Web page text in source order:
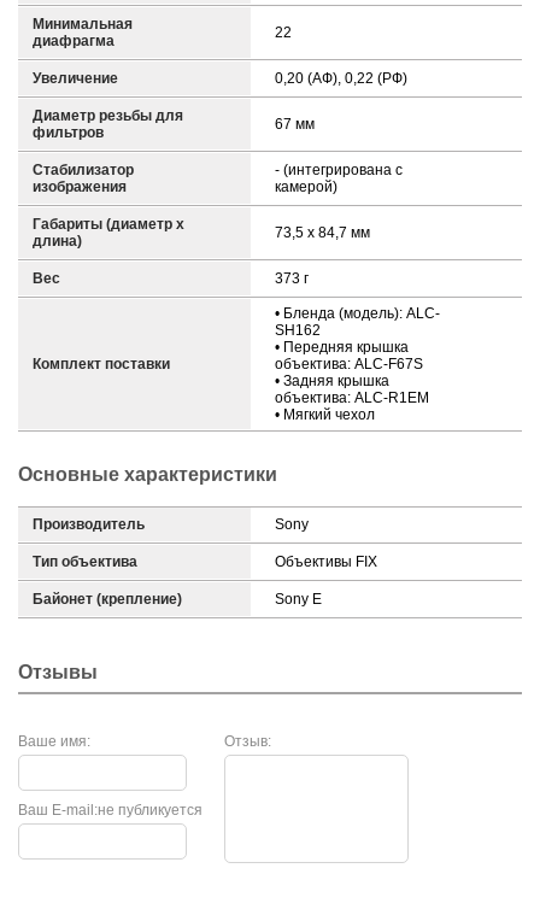
Минимальная
диафрагма
22
Увеличение 0,20 (АФ), 0,22 (РФ)
Диаметр резьбы для
фильтров
67 мм
Стабилизатор
изображения
- (интегрирована с
камерой)
Габариты (диаметр х
длина)
73,5 х 84,7 мм
Вес 373 г
Комплект поставки
• Бленда (модель): ALC-
SH162
• Передняя крышка
объектива: ALC-F67S
• Задняя крышка
объектива: ALC-R1EM
• Мягкий чехол
Основные характеристики
Производитель Sony
Тип объектива Объективы FIX
Байонет (крепление) Sony E
Отзывы
Ваше имя: Отзыв:
не публикуется
Ваш E-mail: